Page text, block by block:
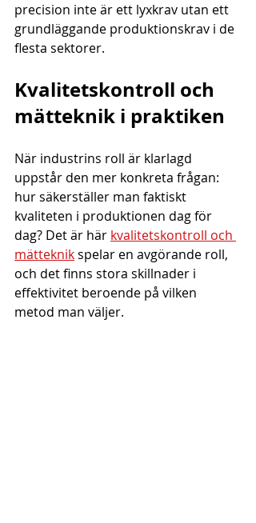
precision inte är ett lyxkrav utan ett
grundläggande produktionskrav i de
flesta sektorer.
Kvalitetskontroll och
mätteknik i praktiken
När industrins roll är klarlagd
uppstår den mer konkreta frågan:
hur säkerställer man faktiskt
kvaliteten i produktionen dag för
dag? Det är här kvalitetskontroll och
mätteknik spelar en avgörande roll,
och det finns stora skillnader i
effektivitet beroende på vilken
metod man väljer.